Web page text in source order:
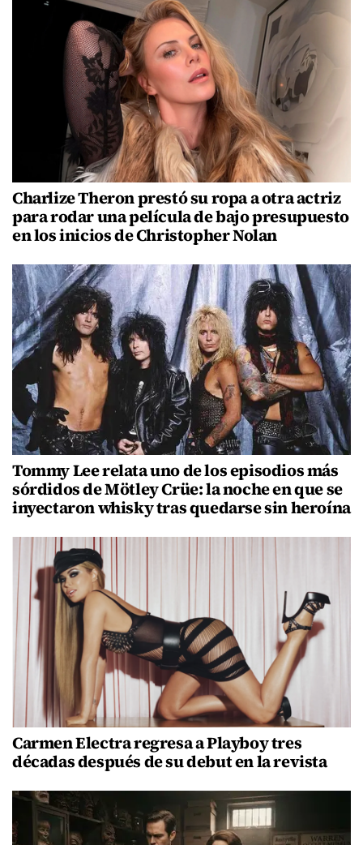
Charlize Theron prestó su ropa a otra actriz
para rodar una película de bajo presupuesto
en los inicios de Christopher Nolan
Tommy Lee relata uno de los episodios más
sórdidos de Mötley Crüe: la noche en que se
inyectaron whisky tras quedarse sin heroína
Carmen Electra regresa a Playboy tres
décadas después de su debut en la revista